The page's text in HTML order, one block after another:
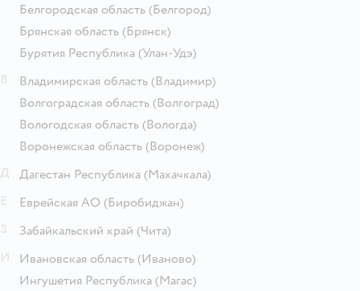
Белгородская область (Белгород)
Брянская область (Брянск)
Бурятия Республика (Улан-Удэ)
Владимирская область (Владимир)
Волгоградская область (Волгоград)
Вологодская область (Вологда)
Воронежская область (Воронеж)
Дагестан Республика (Махачкала)
Еврейская АО (Биробиджан)
Забайкальский край (Чита)
Ивановская область (Иваново)
Ингушетия Республика (Магас)